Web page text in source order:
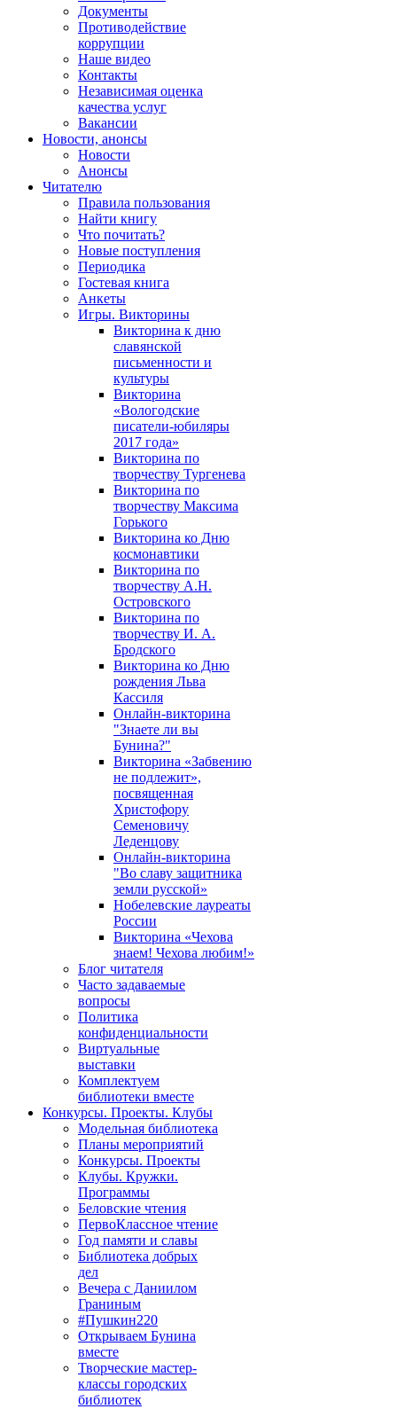
Документы
Противодействие
коррупции
Наше видео
Контакты
Независимая оценка
качества услуг
Вакансии
Новости, анонсы
Новости
Анонсы
Читателю
Правила пользования
Найти книгу
Что почитать?
Новые поступления
Периодика
Гостевая книга
Анкеты
Игры. Викторины
Викторина к дню
славянской
письменности и
культуры
Викторина
«Вологодские
писатели-юбиляры
2017 года»
Викторина по
творчеству Тургенева
Викторина по
творчеству Максима
Горького
Викторина ко Дню
космонавтики
Викторина по
творчеству А.Н.
Островского
Викторина по
творчеству И. А.
Бродского
Викторина ко Дню
рождения Льва
Кассиля
Онлайн-викторина
"Знаете ли вы
Бунина?"
Викторина «Забвению
не подлежит»,
посвященная
Христофору
Семеновичу
Леденцову
Онлайн-викторина
"Во славу защитника
земли русской»
Нобелевские лауреаты
России
Викторина «Чехова
знаем! Чехова любим!»
Блог читателя
Часто задаваемые
вопросы
Политика
конфиденциальности
Виртуальные
выставки
Комплектуем
библиотеки вместе
Конкурсы. Проекты. Клубы
Модельная библиотека
Планы мероприятий
Конкурсы. Проекты
Клубы. Кружки.
Программы
Беловские чтения
ПервоКлассное чтение
Год памяти и славы
Библиотека добрых
дел
Вечера с Даниилом
Граниным
#Пушкин220
Открываем Бунина
вместе
Творческие мастер-
классы городских
библиотек